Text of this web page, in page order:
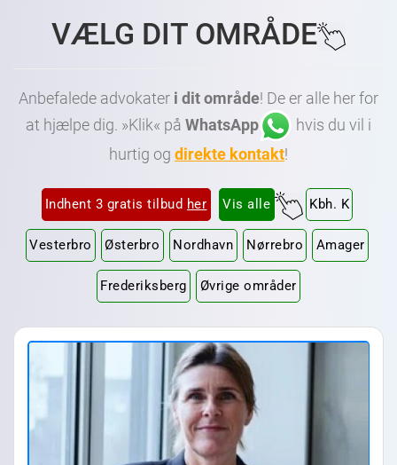
VÆLG DIT OMRÅDE
Anbefalede advokater i dit område! De er alle her for
at hjælpe dig. »Klik« på WhatsApp
hvis du vil i
hurtig og direkte kontakt!
Indhent 3 gratis tilbud her Vis alle Kbh. K
Vesterbro Østerbro Nordhavn Nørrebro Amager
Frederiksberg Øvrige områder